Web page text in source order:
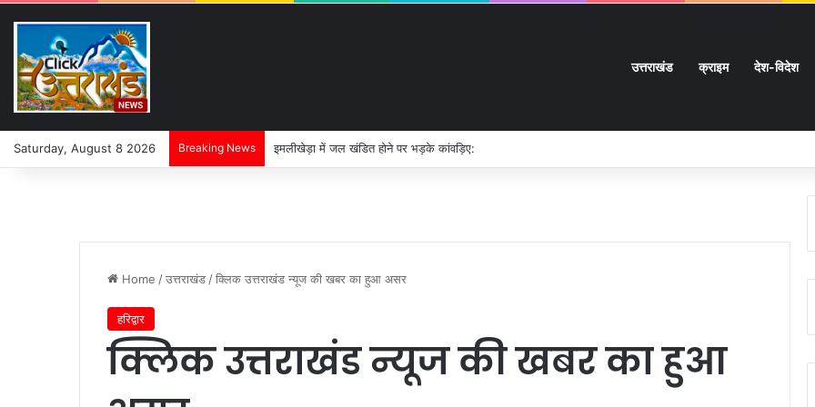
उत्तराखंड क्राइम देश-विदेश
Saturday, August 8 2026 Breaking News इमलीखेड़ा में जल खंडित होने पर भड़के कांवड़िए:
Home /उत्तराखंड /क्लिक उत्तराखंड न्यूज की खबर का हुआ असर
हरिद्वार
क्लिक उत्तराखंड न्यूज की खबर का हुआ